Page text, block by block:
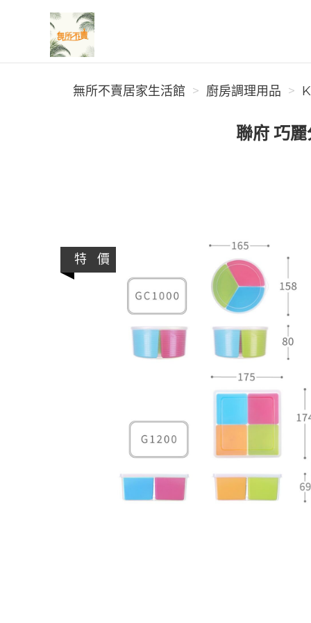
無所不賣居家生活館
無所不賣居家生活館
廚房調理用品
聯府 巧
特 價